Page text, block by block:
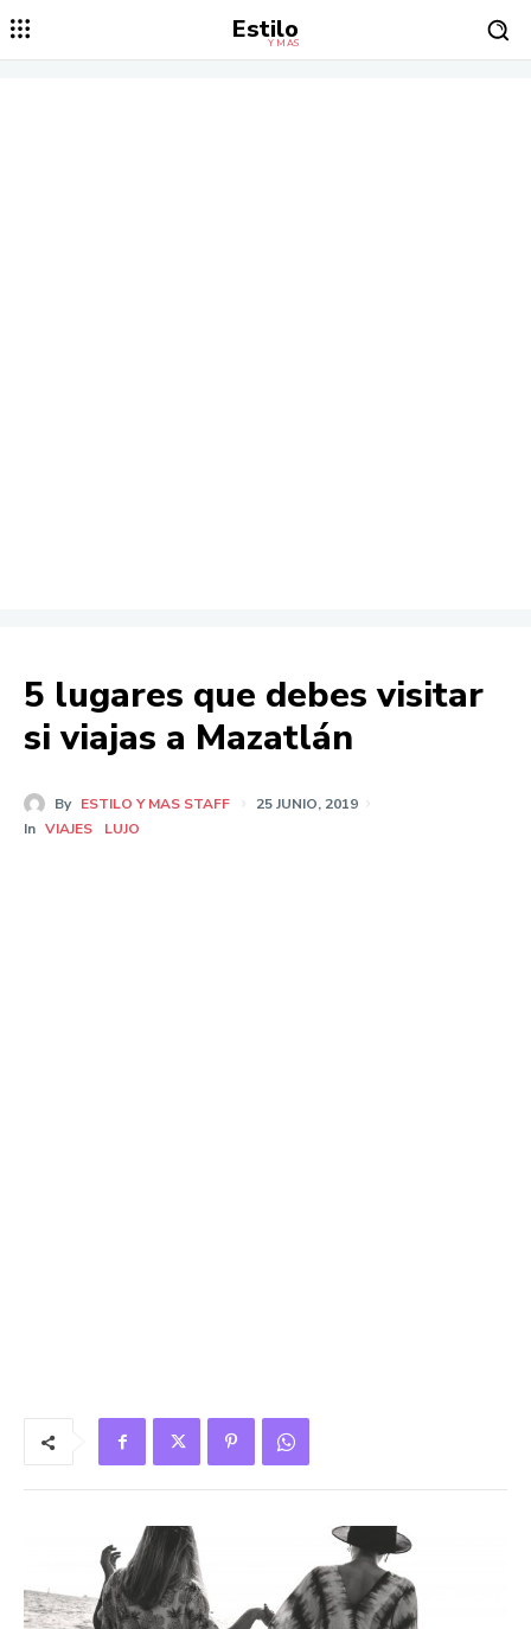
Estilo
Y MÁS
5 lugares que debes visitar
si viajas a Mazatlán
By ESTILO Y MAS STAFF
25 JUNIO, 2019
In VIAJES LUJO